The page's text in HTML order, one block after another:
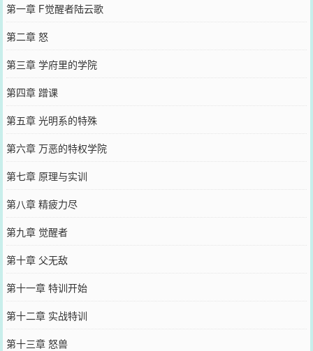
第一章 F觉醒者陆云歌
第二章 怒
第三章 学府里的学院
第四章 蹭课
第五章 光明系的特殊
第六章 万恶的特权学院
第七章 原理与实训
第八章 精疲力尽
第九章 觉醒者
第十章 父无敌
第十一章 特训开始
第十二章 实战特训
第十三章 怒兽